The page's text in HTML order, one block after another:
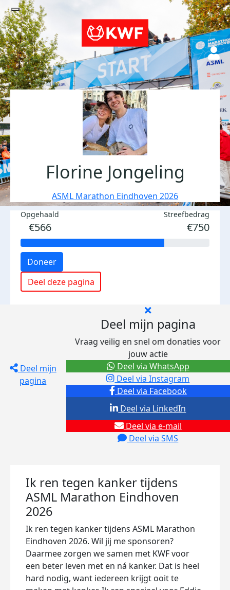
Florine Jongeling
ASML Marathon Eindhoven 2026
Opgehaald
€566
Streefbedrag
€750
Doneer
Deel deze pagina
Deel mijn
pagina
Deel mijn pagina
Vraag veilig en snel om donaties voor
jouw actie
Deel via Facebook
Deel via Instagram
Deel via e-mail
Deel via SMS
Deel via LinkedIn
Deel via WhatsApp
Ik ren tegen kanker tijdens
ASML Marathon Eindhoven
2026
Ik ren tegen kanker tijdens ASML Marathon
Eindhoven 2026. Wil jij me sponsoren?
Daarmee zorgen we samen met KWF voor
een beter leven met en ná kanker. Dat is heel
hard nodig, want iedereen krijgt ooit te